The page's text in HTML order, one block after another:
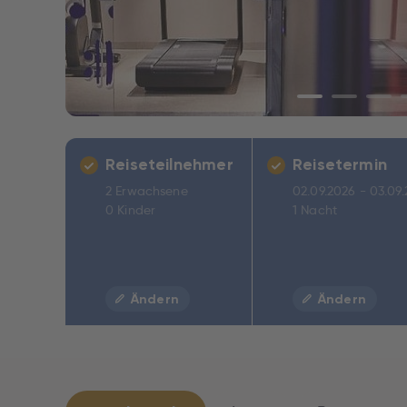
Reiseteilnehmer
2 Erwachsene
0 Kinder
Ändern
Reisetermin
02.09.2026 -
1 Nacht
Ändern